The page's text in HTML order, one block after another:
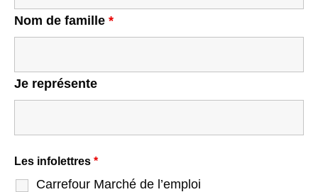
Nom de famille *
Je représente
Les infolettres *
Carrefour Marché de l’emploi